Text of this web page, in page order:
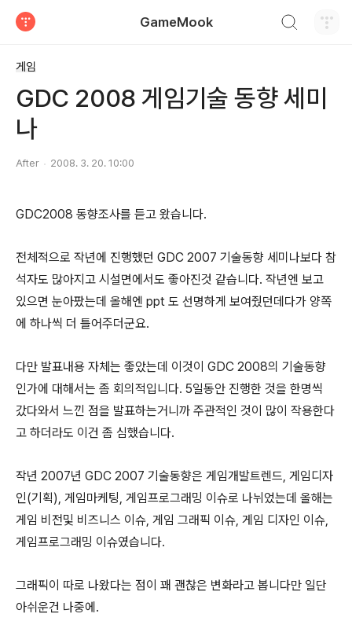
GameMook
게임
GDC 2008 게임기술 동향 세미
나
After 2008. 3. 20. 10:00
GDC2008 동향조사를 듣고 왔습니다.
전체적으로 작년에 진행했던 GDC 2007 기술동향 세미나보다 참
석자도 많아지고 시설면에서도 좋아진것 같습니다. 작년엔 보고
있으면 눈아팠는데 올해엔 ppt 도 선명하게 보여줬던데다가 양쪽
에 하나씩 더 틀어주더군요.
다만 발표내용 자체는 좋았는데 이것이 GDC 2008의 기술동향
인가에 대해서는 좀 회의적입니다. 5일동안 진행한 것을 한명씩
갔다와서 느낀 점을 발표하는거니까 주관적인 것이 많이 작용한다
고 하더라도 이건 좀 심했습니다.
작년 2007년 GDC 2007 기술동향은 게임개발트렌드, 게임디자
인(기획), 게임마케팅, 게임프로그래밍 이슈로 나뉘었는데 올해는
게임 비전및 비즈니스 이슈, 게임 그래픽 이슈, 게임 디자인 이슈,
게임프로그래밍 이슈였습니다.
그래픽이 따로 나왔다는 점이 꽤 괜찮은 변화라고 봅니다만 일단
아쉬운건 나중에.